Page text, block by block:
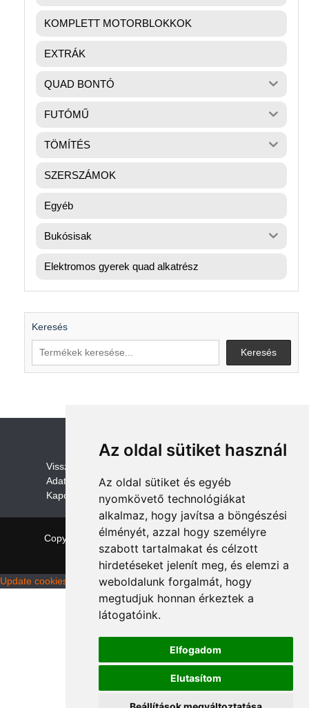
Az oldal sütiket használ
Az oldal sütiket és egyéb
nyomkövető technológiákat
alkalmaz, hogy javítsa a böngészési
élményét, azzal hogy személyre
szabott tartalmakat és célzott
hirdetéseket jelenít meg, és elemzi a
weboldalunk forgalmát, hogy
megtudjuk honnan érkeztek a
látogatóink.
Elfogadom
Elutasítom
KOMPLETT MOTORBLOKKOK
EXTRÁK
QUAD BONTÓ
FUTÓMŰ
TÖMÍTÉS
SZERSZÁMOK
Egyéb
Bukósisak
Elektromos gyerek quad alkatrész
Keresés
Keresés
Visszaküldési és visszatérítési szabályza
Adatvédelem /GDPR
Kapcsolat
Copyright © 2026 quadalkatreszek.com | Theme:
NewStoreby ThemeFarmer
Update cookies preferences